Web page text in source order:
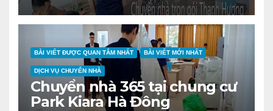
BÀI VIẾT ĐƯỢC QUAN TÂM NHẤT BÀI VIẾT MỚI NHẤT
DỊCH VỤ CHUYỂN NHÀ
Chuyển nhà 365 tại chung cư
Park Kiara Hà Đông